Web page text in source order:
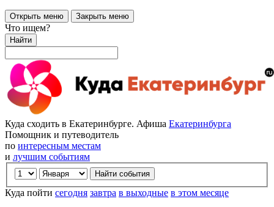
Открыть меню Закрыть меню
Что ищем?
Найти
Куда сходить в Екатеринбурге. Афиша Екатеринбурга
Помощник и путеводитель
по интересным местам
и лучшим событиям
Куда пойти сегодня завтра в выходные в этом месяце